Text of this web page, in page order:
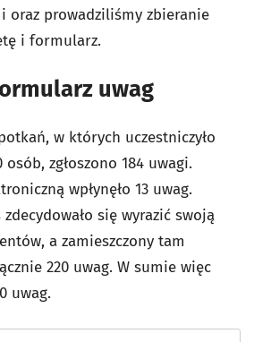
oraz prowadziliśmy zbieranie
i formularz.
uwag
w których uczestniczyło
osób, zgłoszono 184 uwagi.
wpłynęło 13 uwag.
się wyrazić swoją
a zamieszczony tam
220 uwag. W sumie więc
uwag.